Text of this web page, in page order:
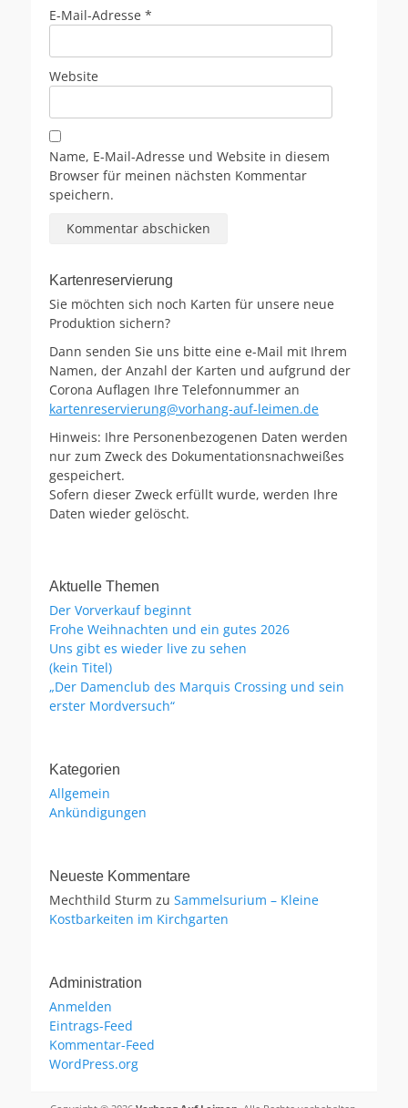
E-Mail-Adresse *
Website
Name, E-Mail-Adresse und Website in diesem
Browser für meinen nächsten Kommentar
speichern.
Kartenreservierung
Sie möchten sich noch Karten für unsere neue
Produktion sichern?
Dann senden Sie uns bitte eine e-Mail mit Ihrem
Namen, der Anzahl der Karten und aufgrund der
Corona Auflagen Ihre Telefonnummer an
kartenreservierung@vorhang-auf-leimen.de
Hinweis: Ihre Personenbezogenen Daten werden
nur zum Zweck des Dokumentationsnachweißes
gespeichert.
Sofern dieser Zweck erfüllt wurde, werden Ihre
Daten wieder gelöscht.
Aktuelle Themen
Der Vorverkauf beginnt
Frohe Weihnachten und ein gutes 2026
Uns gibt es wieder live zu sehen
(kein Titel)
„Der Damenclub des Marquis Crossing und sein
erster Mordversuch“
Kategorien
Allgemein
Ankündigungen
Neueste Kommentare
Mechthild Sturm zu Sammelsurium – Kleine
Kostbarkeiten im Kirchgarten
Administration
Anmelden
Eintrags-Feed
Kommentar-Feed
WordPress.org